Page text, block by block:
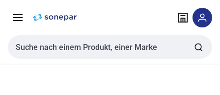
NavigationInhalt
Sucheingabe